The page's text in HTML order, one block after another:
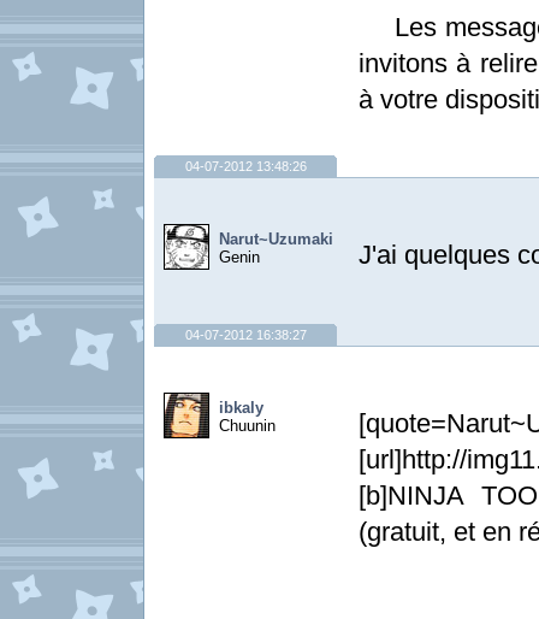
Les
invitons à
à votre
04-07-2012 13:48:26
Narut~Uzumaki
Genin
J'ai quelques
04-07-2012 16:38:27
ibkaly
Chuunin
[url]http://
[b]NINJA
(gratuit, et en